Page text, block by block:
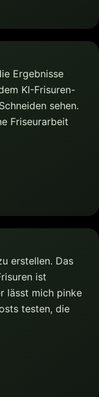
Ergebnisse
KI-Frisuren-
sehen.
Friseurarbeit
erstellen. Das
ist
lässt mich pinke
testen, die